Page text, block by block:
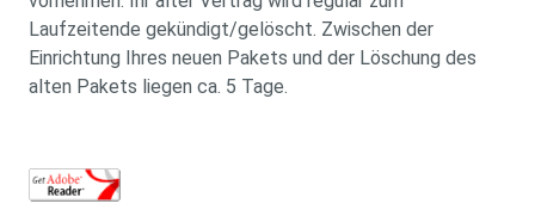
Laufzeitende gekündigt/gelöscht. Zwischen der
Einrichtung Ihres neuen Pakets und der Löschung des
alten Pakets liegen ca. 5 Tage.